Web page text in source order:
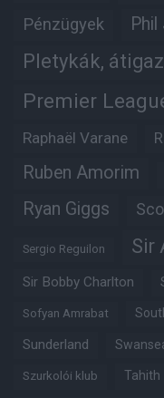
Pénzügyek
Pletykák,
Premier
Raphaël Varane
Ruben Amorim
Ryan Giggs
Sergio Reguilon Sir
Sir Bobby Charlton
Sofyan Amrabat
Sunderland
Szurkolói klub Tahith